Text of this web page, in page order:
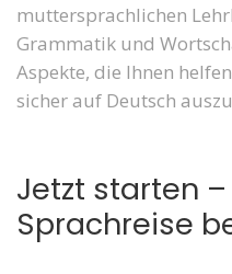
muttersprachlichen
Grammatik und
Aspekte, die Ihnen
sicher auf Deutsch
Jetzt starten –
Sprachreise